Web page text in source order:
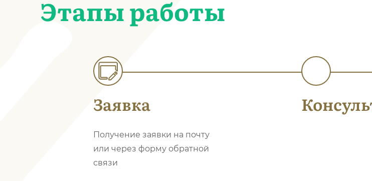
Этапы работы
Заявка
Получение заявки на почту
или через форму обратной
связи